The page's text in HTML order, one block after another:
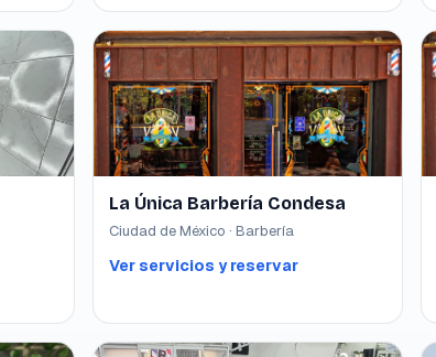
La Única Barbería Condesa
Ciudad de México · Barbería
Ver servicios y reservar